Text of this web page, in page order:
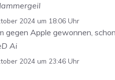
2024 um 18:06 Uhr
gegen Apple gewonnen,
Ai
2024 um 23:46 Uhr